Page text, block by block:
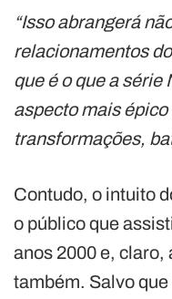
“Isso abrangerá
relacionamentos
que é o que a série
aspecto mais
transformações,
Contudo, o intuito
o público que
anos 2000 e, claro,
também. Salvo